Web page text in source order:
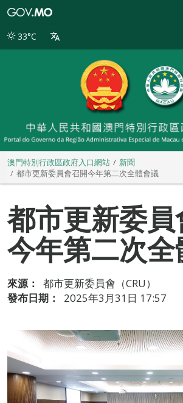
別
33°C
澳門特別行政區政府入口網站
新聞
都市更新委員會召開今年第二次全體會議
都市更新委
今年第二次
來源：
都市更新委員會（CRU）
發布日期：
2025年3月31日 17:57